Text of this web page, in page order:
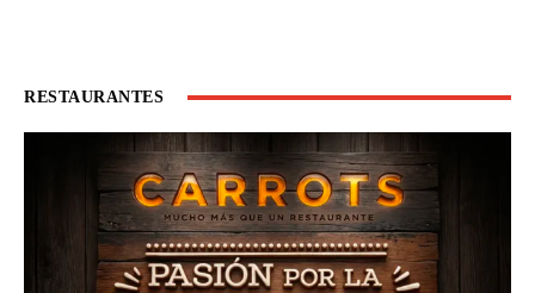
RESTAURANTES